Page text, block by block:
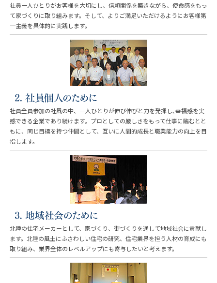
社員一人ひとりがお客様を大切にし、信頼関係を築きながら、使命感をもっ
て家づくりに取り組みます。そして、よりご満足いただけるようにお客様第
一主義を具体的に実践します。
社員全員参加の社風の中、一人ひとりが伸び伸びと力を発揮し､幸福感を実
感できる企業であり続けます。プロとしての厳しさをもって仕事に臨むとと
もに、同じ目標を持つ仲間として、互いに人間的成長と職業能力の向上を目
指します。
北陸の住宅メーカーとして、家づくり、街づくりを通して地域社会に貢献し
ます。北陸の風土にふさわしい住宅の研究、住宅業界を担う人材の育成にも
取り組み、業界全体のレベルアップにも寄与したいと考えます。